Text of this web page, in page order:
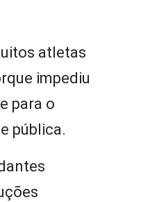
atletas
impediu
para o
pública.